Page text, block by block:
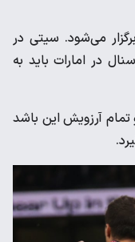
هفته پایانی یک شنبه از ساعت 18:30 برگزار می‌شود. سیتی در
در امارات باید به
تمام آرزویش این باشد